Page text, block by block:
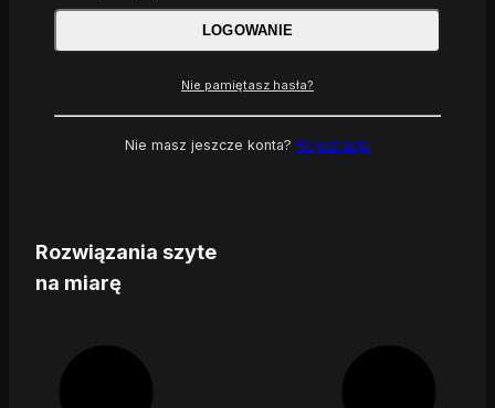
Rozwiązania szyte
na miarę
LOGOWANIE
Nie pamiętasz hasła?
Nie masz jeszcze konta? Rejestracja